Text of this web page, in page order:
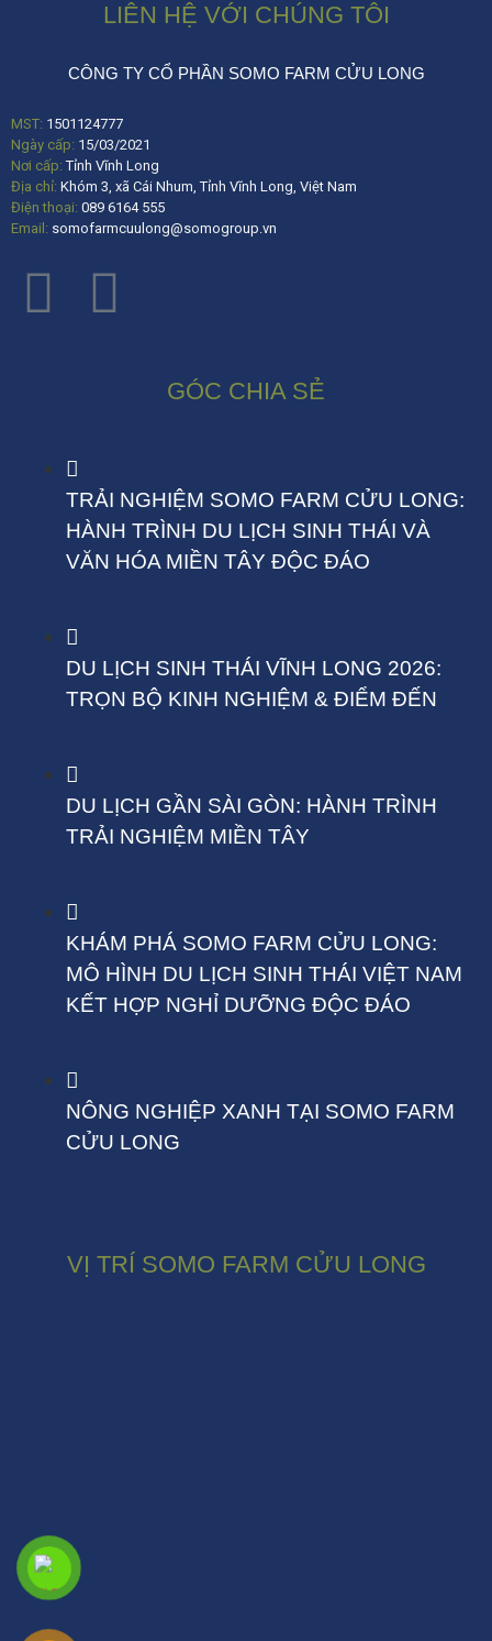
LIÊN HỆ VỚI CHÚNG TÔI
CÔNG TY CỔ PHẦN SOMO FARM CỬU LONG
MST: 1501124777
Ngày cấp: 15/03/2021
Nơi cấp:Tỉnh Vĩnh Long
Địa chỉ: Khóm 3, xã Cái Nhum, Tỉnh Vĩnh Long, Việt Nam
Điện thoại: 089 6164 555
Email: somofarmcuulong@somogroup.vn
GÓC CHIA SẺ
TRẢI NGHIỆM SOMO FARM CỬU LONG:
HÀNH TRÌNH DU LỊCH SINH THÁI VÀ
VĂN HÓA MIỀN TÂY ĐỘC ĐÁO
DU LỊCH SINH THÁI VĨNH LONG 2026:
TRỌN BỘ KINH NGHIỆM & ĐIỂM ĐẾN
DU LỊCH GẦN SÀI GÒN: HÀNH TRÌNH
TRẢI NGHIỆM MIỀN TÂY
KHÁM PHÁ SOMO FARM CỬU LONG:
MÔ HÌNH DU LỊCH SINH THÁI VIỆT NAM
KẾT HỢP NGHỈ DƯỠNG ĐỘC ĐÁO
NÔNG NGHIỆP XANH TẠI SOMO FARM
CỬU LONG
VỊ TRÍ SOMO FARM CỬU LONG